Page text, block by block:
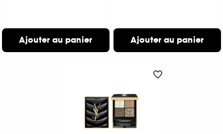
Ajouter au panier Ajouter au panier